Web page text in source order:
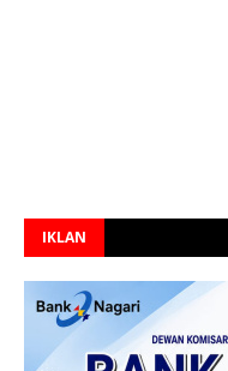
IKLAN